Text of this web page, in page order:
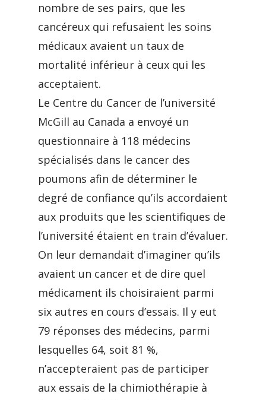
nombre de ses pairs, que les
cancéreux qui refusaient les soins
médicaux avaient un taux de
mortalité inférieur à ceux qui les
acceptaient.
Le Centre du Cancer de l’université
McGill au Canada a envoyé un
questionnaire à 118 médecins
spécialisés dans le cancer des
poumons afin de déterminer le
degré de confiance qu’ils accordaient
aux produits que les scientifiques de
l’université étaient en train d’évaluer.
On leur demandait d’imaginer qu’ils
avaient un cancer et de dire quel
médicament ils choisiraient parmi
six autres en cours d’essais. Il y eut
79 réponses des médecins, parmi
lesquelles 64, soit 81 %,
n’accepteraient pas de participer
aux essais de la chimiothérapie à